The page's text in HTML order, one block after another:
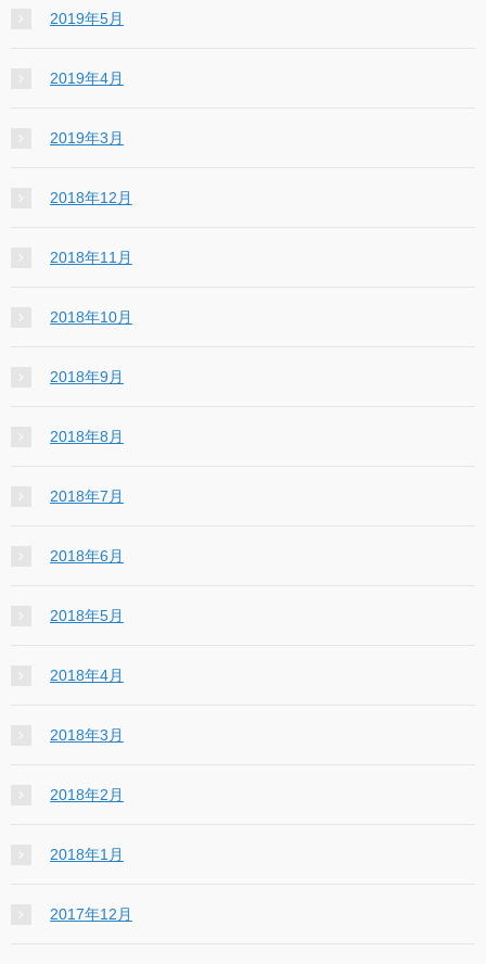
2019年5月
2019年4月
2019年3月
2018年12月
2018年11月
2018年10月
2018年9月
2018年8月
2018年7月
2018年6月
2018年5月
2018年4月
2018年3月
2018年2月
2018年1月
2017年12月